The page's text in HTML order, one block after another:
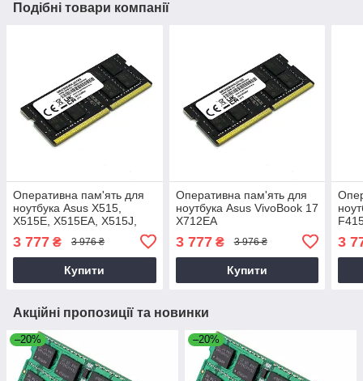
Подібні товари компанії
Оперативна пам'ять для
ноутбука Asus X515,
X515E, X515EA, X515J,
X515JA, X515JF, X515JP,
X515MA 16
3 777 ₴ 3 976 ₴
Купити
Оперативна пам'ять для
ноутбука Asus VivoBook 17
X712EA
3 777₴ 3 976 ₴
Купити
3
Акційні пропозиції та новинки
–20% –20%